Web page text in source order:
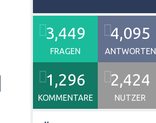
3,449
FRAGEN
4,095
ANTWORTEN
1,296
KOMMENTARE
2,424
NUTZER